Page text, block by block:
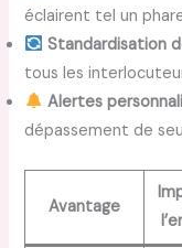
éclairent tel un
Standardisation
tous les
Alertes
dépassement de
Avantage